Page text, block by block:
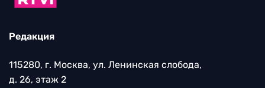
Редакция
115280, г. Москва, ул. Ленинская слобода,
д. 26, этаж 2